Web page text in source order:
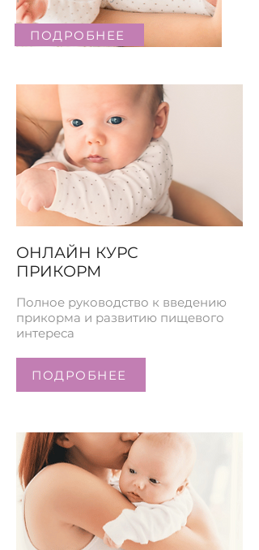
ПОДРОБНЕЕ
ОНЛАЙН КУРС
ПРИКОРМ
Полное руководство к введению
прикорма и развитию пищевого
интереса
ПОДРОБНЕЕ